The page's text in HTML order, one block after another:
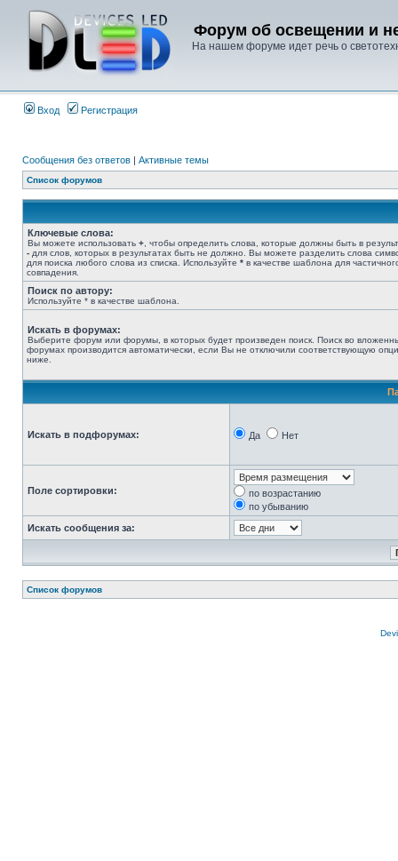
Форум об освещении и
На нашем форуме идет речь о
Вход Регистрация
Сообщения без ответов | Активные темы
Список форумов
Ключевые слова:
Вы можете использовать + , чтобы определить слова, которые должны быть в
- для слов, которых в результатах быть не должно. Вы можете разделить слова
для поиска любого слова из списка. Используйте * в качестве шаблона для
совпадения.
Поиск по автору:
Используйте * в качестве шаблона.
Искать в форумах:
Выберите форум или форумы, в которых будет произведен поиск. Поиск во
форумах производится автоматически, если Вы не отключили соответствующую
ниже.
Искать в подфорумах: Да Нет
Поле сортировки:
по возрастанию
по убыванию
Искать сообщения за:
Список форумов